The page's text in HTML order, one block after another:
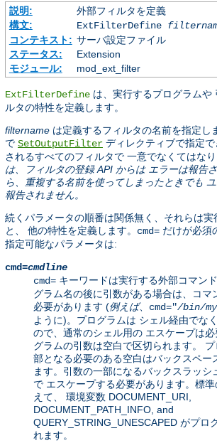
説明:
外部フィルタを定義
構文:
ExtFilterDefine
コンテキスト: サーバ設定ファイル
ステータス:
Extension
モジュール:
mod_ext_filter
ExtFilterDefine は、実行するプログラムや
ルタの特性を定義します。
filtername は定義するフィルタの名前を指定し
で SetOutputFilter ディレクティブで指定
されるすべてのフィルタで 一意でなくてはなり
は、フィルタの登録 API からは エラーは報告
ら、重複する名前を使ってしまったときでも
報告されません。
続くパラメータの順番は関係無く、それらは実
と、 他の特性を定義します。 cmd= だけが必須
指定可能なパラメータは:
cmd=cmdline
cmd= キーワードは実行する外部コマン
グラム名の後に引数がある場合は、コマ
必要があります (例えば、 cmd="/bin/
ように)。プログラムは シェル経由でな
ので、通常のシェル用の エスケープは
グラムの引数は空白で区切られます。
部となる必要のある空白はバックスペー
ます。引数の一部になるバックスラッシ
で エスケープする必要があります。標
えて、 環境変数 DOCUMENT_URI,
DOCUMENT_PATH_INFO, and
QUERY_STRING_UNESCAPED がプロ
れます。